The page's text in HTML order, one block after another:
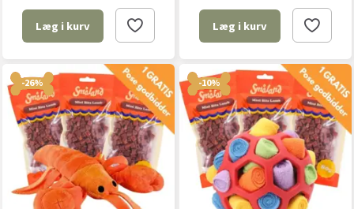
Læg i kurv Læg i kurv
-26% -10%